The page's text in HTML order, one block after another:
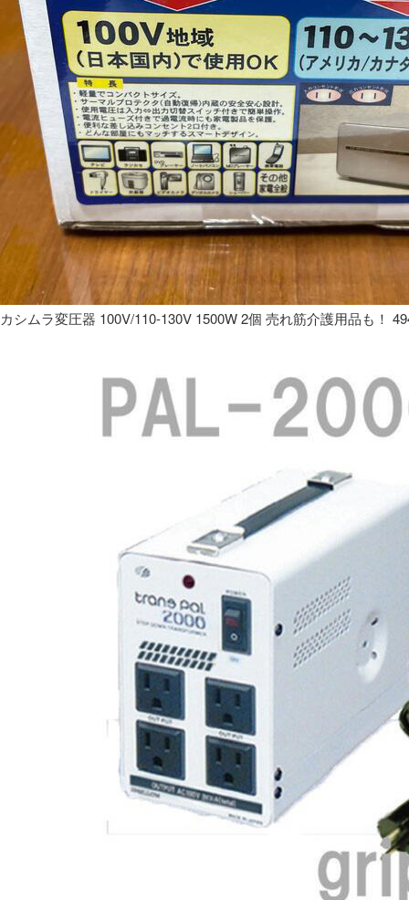
カシムラ変圧器 100V/110-130V 1500W 2個 売れ筋介護用品も！